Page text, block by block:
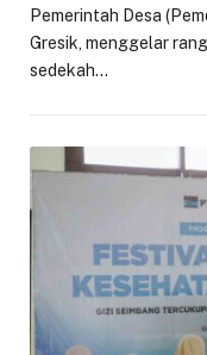
Pemerintah Desa
Gresik, menggelar
sedekah…